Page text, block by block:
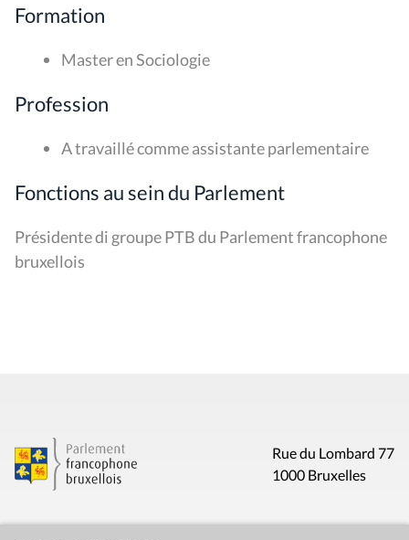
Formation
Master en Sociologie
Profession
A travaillé comme assistante parlementaire
Fonctions au sein du Parlement
Présidente di groupe PTB du Parlement francophone
bruxellois
Rue du Lombard 77
1000 Bruxelles